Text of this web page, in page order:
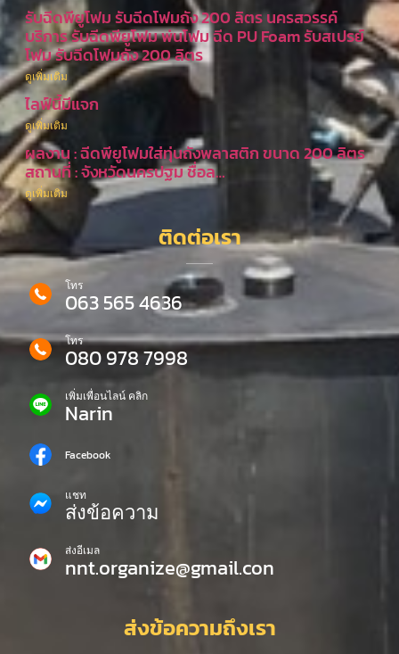
รับฉีดพียูโฟม รับฉีดโฟมถัง 200 ลิตร นครสวรรค์
บริการ รับฉีดพียูโฟม พ่นโฟม ฉีด PU Foam รับสเปรย์
โฟม รับฉีดโฟมถัง 200 ลิตร
ดูเพิ่มเติม
ไลฟ์นี้มีแจก
ดูเพิ่มเติม
ผลงาน : ฉีดพียูโฟมใส่ทุ่นถังพลาสติก ขนาด 200 ลิตร
สถานที่ : จังหวัดนครปฐม ชื่อล…
ดูเพิ่มเติม
ติดต่อเรา
โทร
063 565 4636
โทร
080 978 7998
เพิ่มเพื่อนไลน์ คลิก
Narin
Facebook
แชท
ส่งข้อความ
ส่งอีเมล
nnt.organize@gmail.con
ส่งข้อความถึงเรา